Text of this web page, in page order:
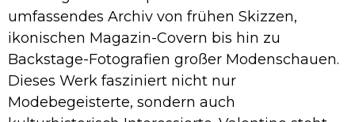
umfassendes Archiv von frühen Skizzen,
ikonischen Magazin-Covern bis hin zu
Backstage-Fotografien großer Modenschauen.
Dieses Werk fasziniert nicht nur
Modebegeisterte, sondern auch